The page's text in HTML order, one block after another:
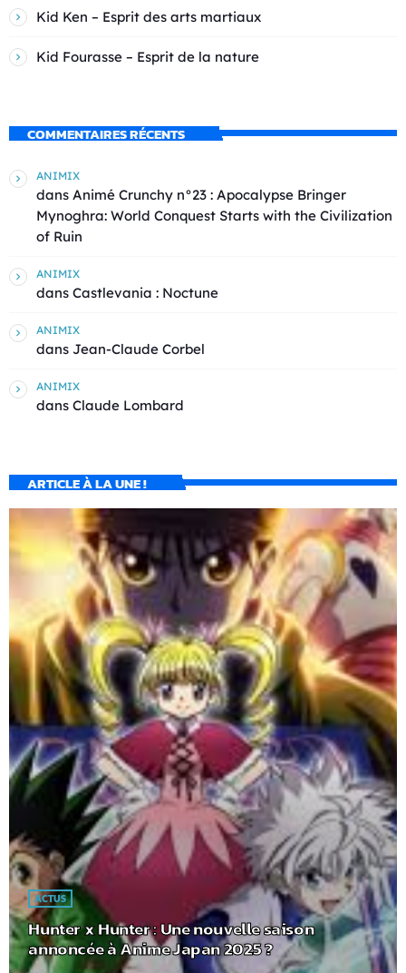
Kid Ken – Esprit des arts martiaux
Kid Fourasse – Esprit de la nature
COMMENTAIRES RÉCENTS
ANIMIX
dans Animé Crunchy n°23 : Apocalypse Bringer
Mynoghra: World Conquest Starts with the Civilization
of Ruin
ANIMIX
dans Castlevania : Noctune
ANIMIX
dans Jean-Claude Corbel
ANIMIX
dans Claude Lombard
ARTICLE À LA UNE !
ACTUS
Hunter x Hunter : Une nouvelle saison
annoncée à Anime Japan 2025 ?